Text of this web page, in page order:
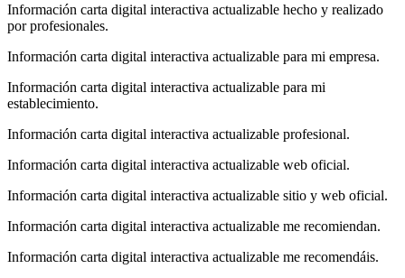
Información carta digital interactiva actualizable hecho y realizado
por profesionales.
Información carta digital interactiva actualizable para mi empresa.
Información carta digital interactiva actualizable para mi
establecimiento.
Información carta digital interactiva actualizable profesional.
Información carta digital interactiva actualizable web oficial.
Información carta digital interactiva actualizable sitio y web oficial.
Información carta digital interactiva actualizable me recomiendan.
Información carta digital interactiva actualizable me recomendáis.